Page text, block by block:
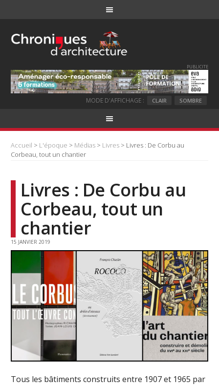
PUBLICITE
MODE D'AFFICHAGE : CLAIR SOMBRE
Accueil > L'époque > Médias > Livres > Livres : De Corbu au
Corbeau, tout un chantier
Livres : De Corbu au
Corbeau, tout un
chantier
15 JANVIER 2019
Tous les bâtiments construits entre 1907 et 1965 par